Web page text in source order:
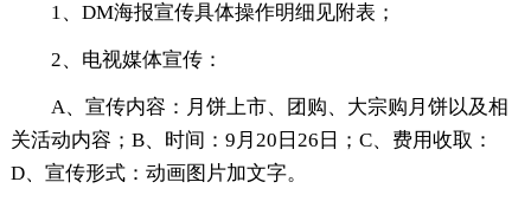
1、DM海报宣传具体操作明细见附表；
2、电视媒体宣传：
A、宣传内容：月饼上市、团购、大宗购月饼以及相
关活动内容；B、时间：9月20日26日；C、费用收取：
D、宣传形式：动画图片加文字。